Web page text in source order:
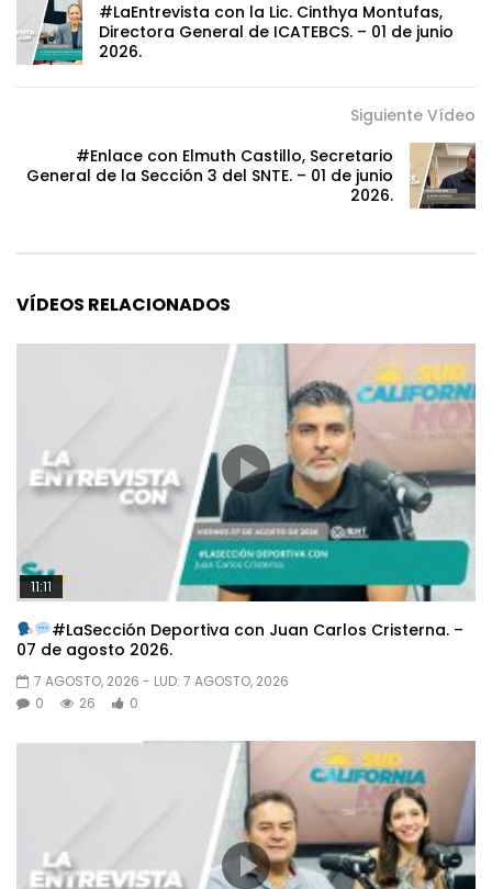
#LaEntrevista con la Lic. Cinthya Montufas,
Directora General de ICATEBCS. – 01 de junio
2026.
Siguiente Vídeo
#Enlace con Elmuth Castillo, Secretario
General de la Sección 3 del SNTE. – 01 de junio
2026.
VÍDEOS RELACIONADOS
11:11
#LaSección Deportiva con Juan Carlos Cristerna. –
07 de agosto 2026.
7 AGOSTO, 2026 - LUD: 7 AGOSTO, 2026
0
26 0